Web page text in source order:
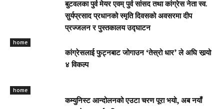
बुटवलका पुर्व मेयर एवम् पुर्व सांसद तथा कांग्रेस नेता स्व.
सुर्यप्रसाद प्रधानको स्मृति दिवसको अवसरमा दीप
प्रज्जलन र पुस्तकालय उद्घाटन
home
कांग्रेसलाई फुट्नबाट जोगाउन ‘तेस्रो धार’ ले अघि सार्‍यो
४ विकल्प
home
कम्युनिस्ट आन्दोलनको एउटा चरण पूरा भयो, अब नयाँ